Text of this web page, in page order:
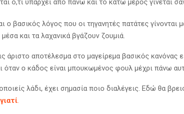
ο βασικός λόγος που οι τηγανητές πατάτες
και τα λαχανικά βγάζουν ζουμιά.
άριστο αποτέλεσμα στο μαγείρεμα βασικός κανόνας
όταν ο κάδος είναι μπουκωμένος φουλ μέχρι πάνω
λάδι, έχει σημασία ποιο διαλέγεις. Εδώ θα